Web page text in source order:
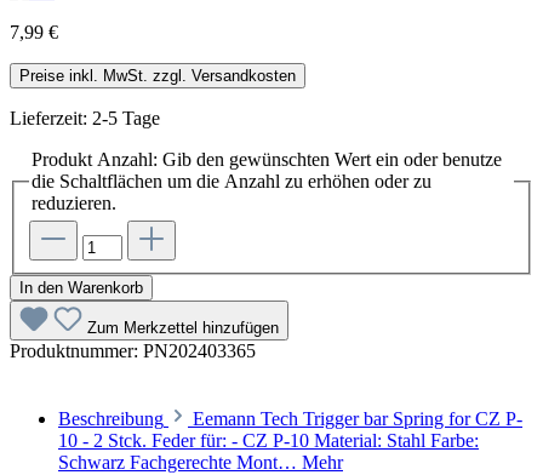
7,99 €
Preise inkl. MwSt. zzgl. Versandkosten
Lieferzeit: 2-5 Tage
Produkt Anzahl: Gib den gewünschten Wert ein oder benutze
die Schaltflächen um die Anzahl zu erhöhen oder zu
reduzieren.
In den Warenkorb
Zum Merkzettel hinzufügen
Produktnummer: PN202403365
Beschreibung
Eemann Tech Trigger bar Spring for CZ P-
10 - 2 Stck. Feder für: - CZ P-10 Material: Stahl Farbe:
Schwarz Fachgerechte Mont… Mehr